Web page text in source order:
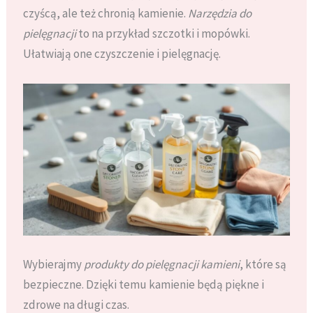
czyścą, ale też chronią kamienie. Narzędzia do
pielęgnacjito na przykład szczotki i mopówki.
Ułatwiają one czyszczenie i pielęgnację.
Wybierajmyprodukty do pielęgnacji kamieni, które są
bezpieczne. Dzięki temu kamienie będą piękne i
zdrowe na długi czas.